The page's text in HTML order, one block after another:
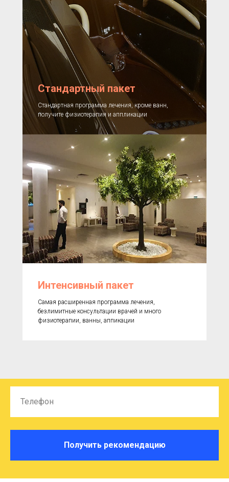
Стандартный пакет
Стандартная программа лечения, кроме ванн,
получите физиотерапия и аппликации
Интенсивный пакет
Самая расширенная программа лечения,
безлимитные консультации врачей и много
физиотерапии, ванны, аппикации
Телефон
Получить рекомендацию